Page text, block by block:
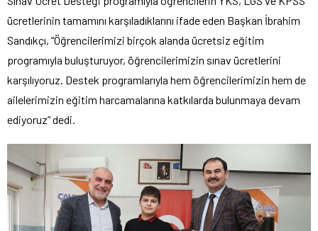
ücretlerinin tamamını karşıladıklarını ifade eden Başkan İbrahim
Sandıkçı, “Öğrencilerimizi birçok alanda ücretsiz eğitim
programıyla buluşturuyor, öğrencilerimizin sınav ücretlerini
karşılıyoruz. Destek programlarıyla hem öğrencilerimizin hem de
ailelerimizin eğitim harcamalarına katkılarda bulunmaya devam
ediyoruz” dedi.